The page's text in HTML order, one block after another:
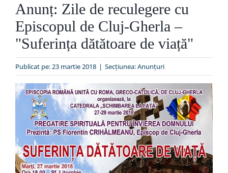
Organizare
Liturgic
Special
Anunț: Zile de reculegere cu
Episcopul de Cluj-Gherla –
"Suferința dătătoare de viață"
Publicat pe: 23 martie 2018 | Secțiunea:Anunţuri